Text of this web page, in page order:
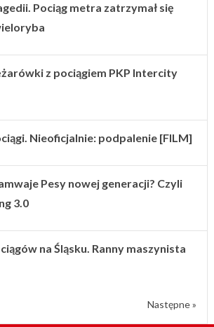
Pociąg metra zatrzymał się
z pociągiem PKP Intercity
Nieoficjalnie: podpalenie [FILM]
Pesy nowej generacji? Czyli
3.0
na Śląsku. Ranny maszynista
Następne »